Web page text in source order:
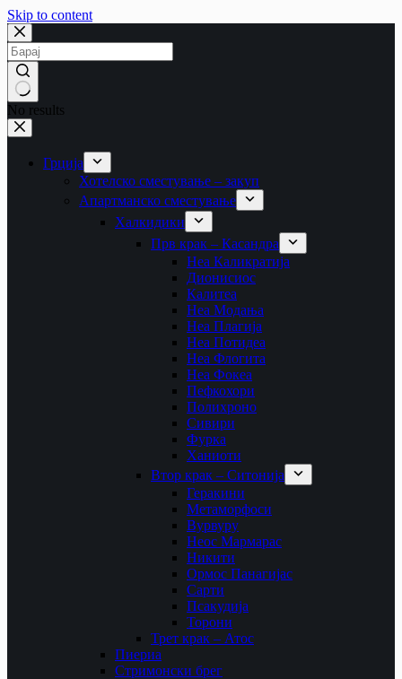
Skip to content
No results
Грција
Хотелско сместување – закуп
Апартманско сместување
Халкидики
Прв крак – Касандра
Неа Каликратија
Дионисиос
Калитеа
Неа Модања
Неа Плагија
Неа Потидеа
Неа Флогита
Неа Фокеа
Пефкохори
Полихроно
Сивири
Фурка
Ханиоти
Втор крак – Ситонија
Геракини
Метаморфоси
Вурвуру
Неос Мармарас
Никити
Ормос Панагијас
Сарти
Псакудија
Торони
Трет крак – Атос
Пиериа
Стримонски брег